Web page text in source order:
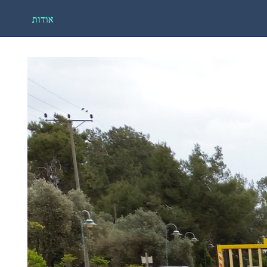
אודות